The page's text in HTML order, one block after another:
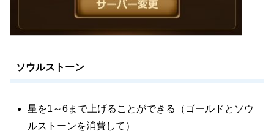
ソウルストーン
星を1～6まで上げることができる（ゴールドとソウ
ルストーンを消費して）